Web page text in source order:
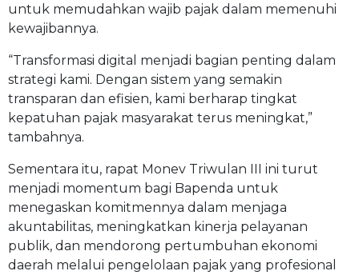
untuk memudahkan wajib pajak dalam memenuhi
kewajibannya.
“Transformasi digital menjadi bagian penting dalam
strategi kami. Dengan sistem yang semakin
transparan dan efisien, kami berharap tingkat
kepatuhan pajak masyarakat terus meningkat,”
tambahnya.
Sementara itu, rapat Monev Triwulan III ini turut
menjadi momentum bagi Bapenda untuk
menegaskan komitmennya dalam menjaga
akuntabilitas, meningkatkan kinerja pelayanan
publik, dan mendorong pertumbuhan ekonomi
daerah melalui pengelolaan pajak yang profesional